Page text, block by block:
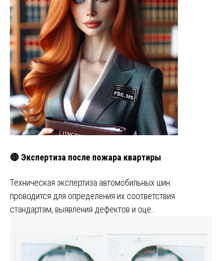
🔴 Экспертиза после пожара квартиры
Техническая экспертиза автомобильных шин
проводится для определения их соответствия
стандартам, выявления дефектов и оце…